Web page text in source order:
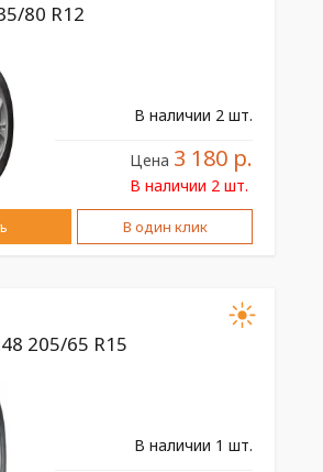
80 R12
В наличии 2 шт.
Цена 3 180 р.
В наличии 2 шт.
В один клик
205/65 R15
В наличии 1 шт.